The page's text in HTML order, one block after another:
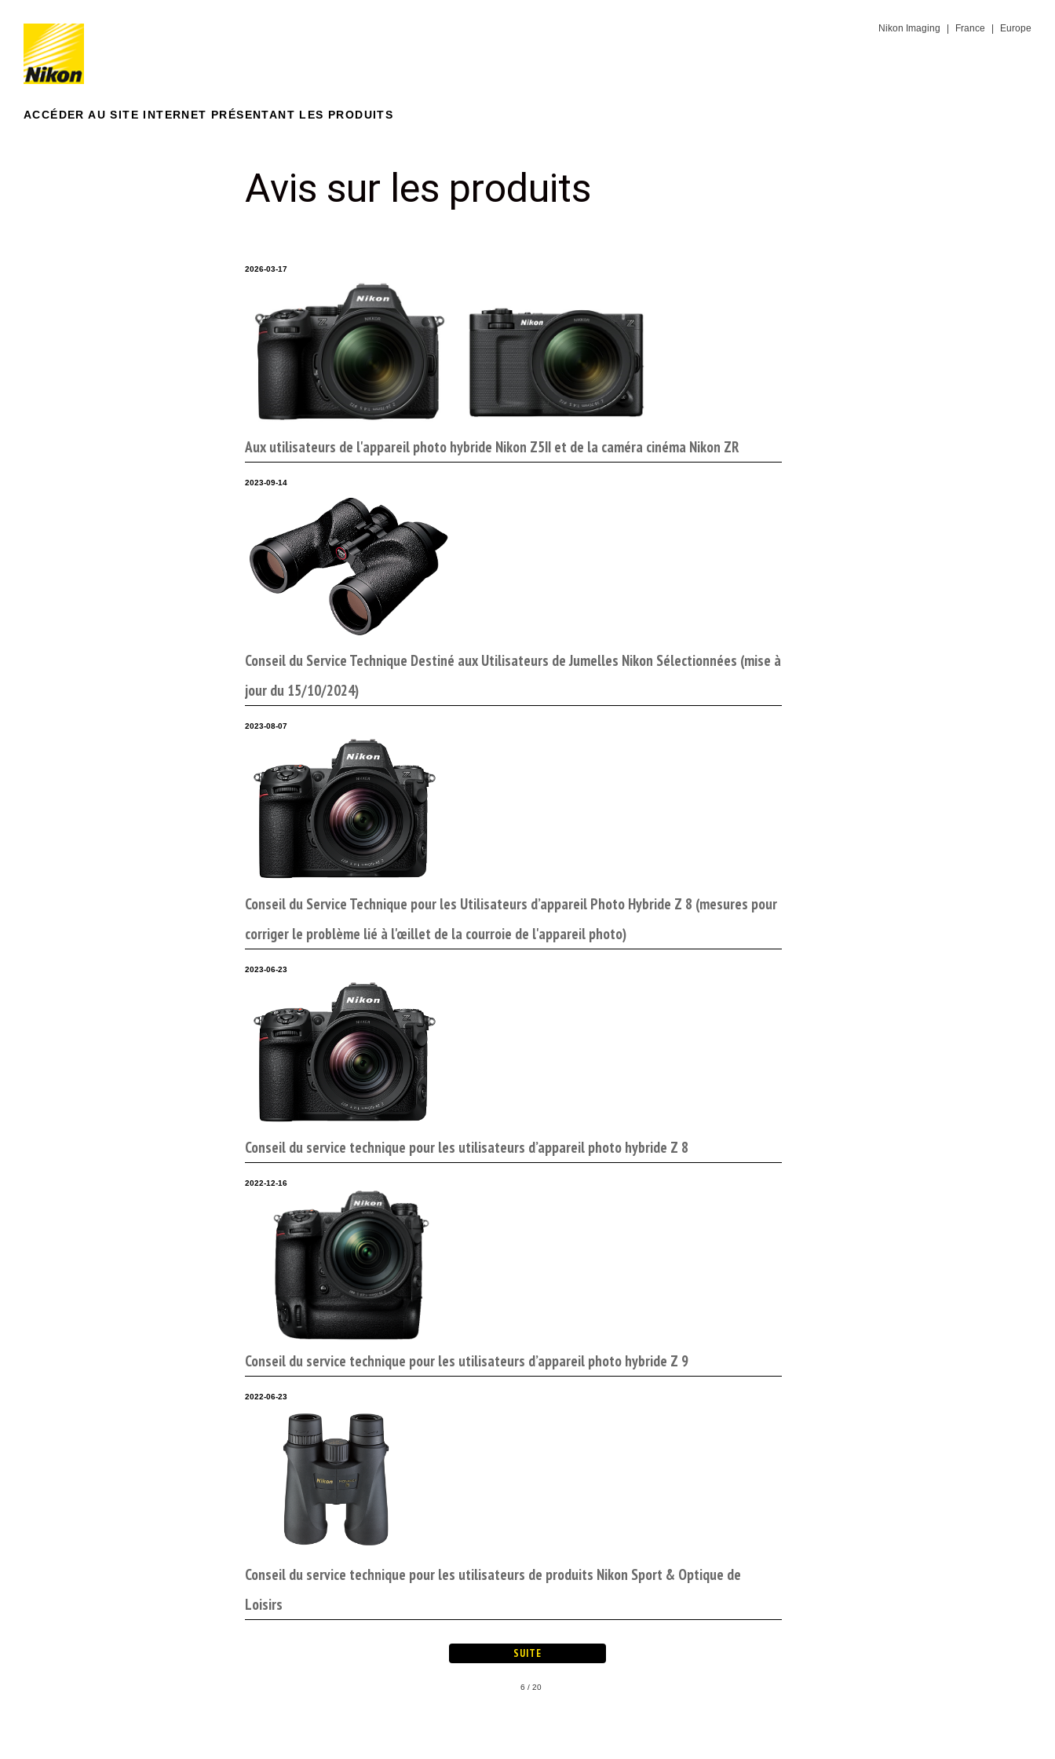
Nikon Imaging France Europe
ACCÉDER AU SITE INTERNET PRÉSENTANT LES PRODUITS
Avis sur les produits
2026-03-17
Aux utilisateurs de l'appareil photo hybride Nikon Z5II et de la caméra cinéma Nikon ZR
2023-09-14
Conseil du Service Technique Destiné aux Utilisateurs de Jumelles Nikon Sélectionnées (mise à
jour du 15/10/2024)
2023-08-07
Conseil du Service Technique pour les Utilisateurs d’appareil Photo Hybride Z 8 (mesures pour
corriger le problème lié à l'œillet de la courroie de l'appareil photo)
2023-06-23
Conseil du service technique pour les utilisateurs d’appareil photo hybride Z 8
2022-12-16
Conseil du service technique pour les utilisateurs d’appareil photo hybride Z 9
2022-06-23
Conseil du service technique pour les utilisateurs de produits Nikon Sport & Optique de
Loisirs
6 / 20